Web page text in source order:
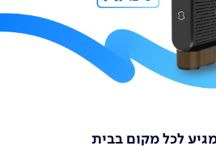
לכל מקום בבית